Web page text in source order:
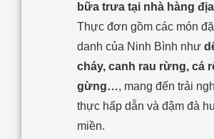
bữa trưa tại nhà hàng
Thực đơn gồm các món
danh của Ninh Bình như
cháy, canh rau rừng, cá
gừng…, mang đến trải
thực hấp dẫn và đậm đà
miền.